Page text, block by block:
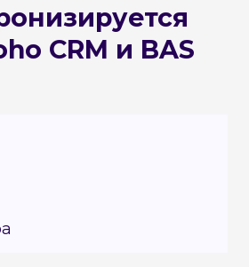
CRM и BAS
товаров и